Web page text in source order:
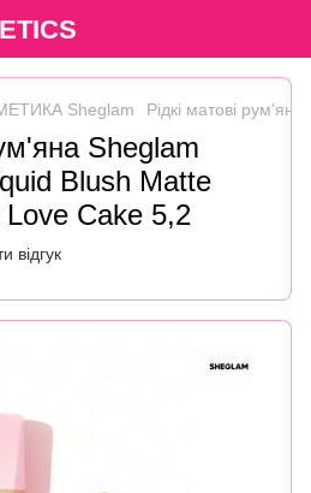
Sheglam Рідкі матові
Sheglam
Blush Matte
Love Cake 5,2
відгук